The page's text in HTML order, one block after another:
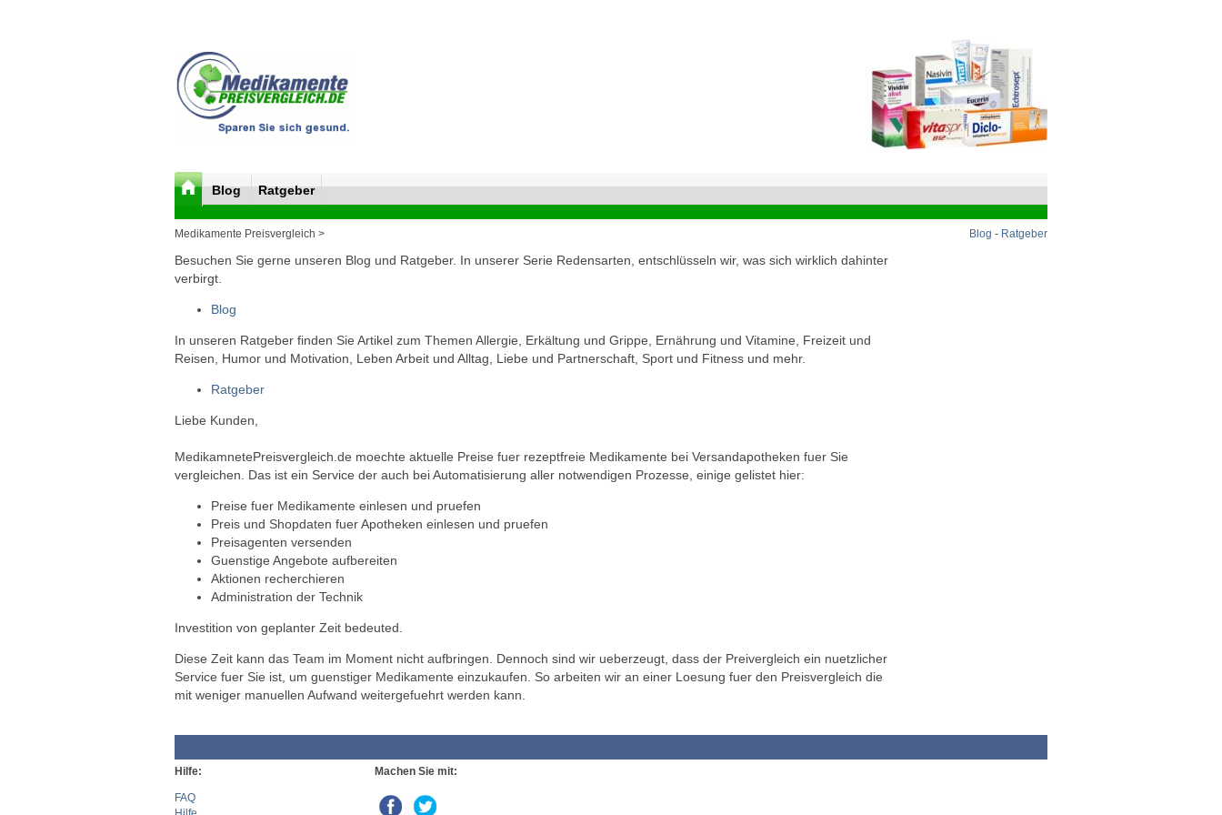
Blog Ratgeber
Medikamente Preisvergleich > Blog - Ratgeber
Besuchen Sie gerne unseren Blog und Ratgeber. In unserer Serie Redensarten, entschlüsseln wir, was sich wirklich dahinter
verbirgt.
Blog
In unseren Ratgeber finden Sie Artikel zum Themen Allergie, Erkältung und Grippe, Ernährung und Vitamine, Freizeit und
Reisen, Humor und Motivation, Leben Arbeit und Alltag, Liebe und Partnerschaft, Sport und Fitness und mehr.
Ratgeber
Liebe Kunden,
MedikamnetePreisvergleich.de moechte aktuelle Preise fuer rezeptfreie Medikamente bei Versandapotheken fuer Sie
vergleichen. Das ist ein Service der auch bei Automatisierung aller notwendigen Prozesse, einige gelistet hier:
Preise fuer Medikamente einlesen und pruefen
Preis und Shopdaten fuer Apotheken einlesen und pruefen
Preisagenten versenden
Guenstige Angebote aufbereiten
Aktionen recherchieren
Administration der Technik
Investition von geplanter Zeit bedeuted.
Diese Zeit kann das Team im Moment nicht aufbringen. Dennoch sind wir ueberzeugt, dass der Preivergleich ein nuetzlicher
Service fuer Sie ist, um guenstiger Medikamente einzukaufen. So arbeiten wir an einer Loesung fuer den Preisvergleich die
mit weniger manuellen Aufwand weitergefuehrt werden kann.
Hilfe:
FAQ
Machen Sie mit: